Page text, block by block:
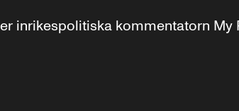
inrikespolitiska kommentatorn